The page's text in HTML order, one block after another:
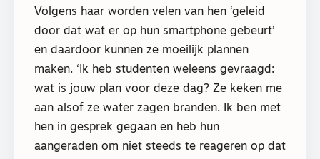
Volgens haar worden velen van hen ‘geleid
door dat wat er op hun smartphone gebeurt’
en daardoor kunnen ze moeilijk plannen
maken. ‘Ik heb studenten weleens gevraagd:
wat is jouw plan voor deze dag? Ze keken me
aan alsof ze water zagen branden. Ik ben met
hen in gesprek gegaan en heb hun
aangeraden om niet steeds te reageren op dat